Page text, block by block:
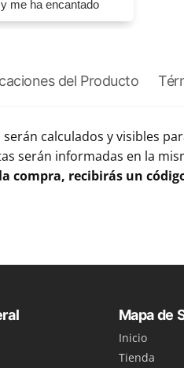
me ha encantado
del Producto
calculados y visibles
serán informadas en la
compra, recibirás un
Mapa de
Inicio
Tienda